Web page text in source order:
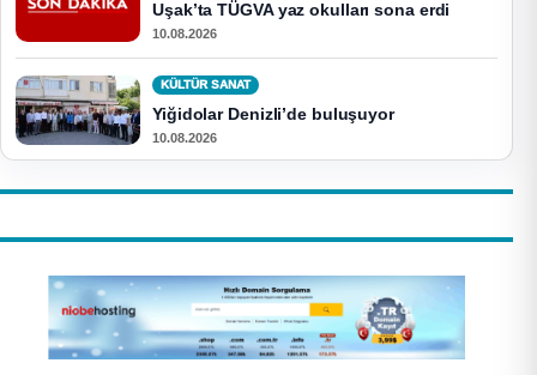
Uşak’ta TÜGVA yaz okulları sona erdi
10.08.2026
KÜLTÜR SANAT
Yiğidolar Denizli’de buluşuyor
10.08.2026